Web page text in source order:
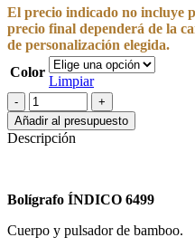
El precio indicado no incluye
precio final dependerá de la
de personalización elegida.
Color
Limpiar
Bolígrafo
ÍNDICO 6499
cantidad
Añadir al presupuesto
Descripción
Bolígrafo ÍNDICO 6499
Cuerpo y pulsador de bamboo.